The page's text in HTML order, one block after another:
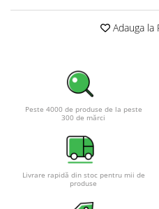
Sisteme fotovoltaice
Pachete sisteme fotovoltaice
Statii de incarcare
Cabluri de incarcare vehicule
Prize de incarcare vehicule
Accesorii
Turbine eoliene pentru casă
Adauga la
Peste 4000 de produse de la peste
300 de mărci
Livrare rapidă din stoc pentru mii de
produse